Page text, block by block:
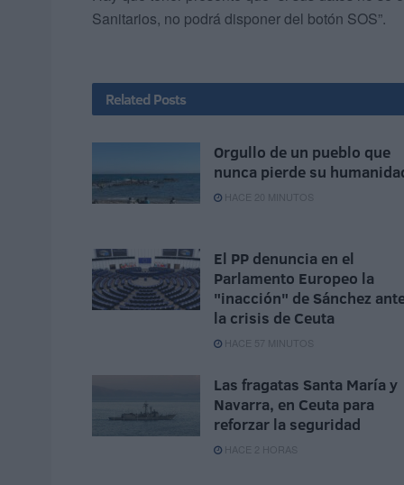
Sanitarios, no podrá disponer del botón SOS”.
Related Posts
Orgullo de un pueblo que
nunca pierde su
HACE 20 MINUTOS
El PP denuncia en el
Parlamento Europeo la
"inacción" de Sánchez
la crisis de Ceuta
HACE 57 MINUTOS
Las fragatas Santa María y
Navarra, en Ceuta para
reforzar la seguridad
HACE 2 HORAS